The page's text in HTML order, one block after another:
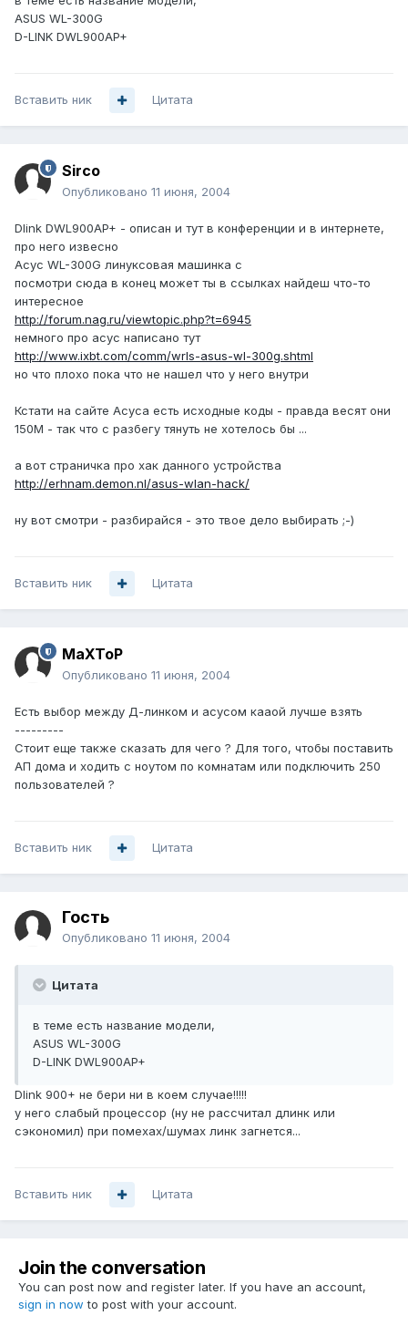
ASUS WL-300G
D-LINK DWL900AP+
Вставить ник Цитата
Sirco
Опубликовано 11 июня, 2004
Dlink DWL900AP+ - описан и тут в конференции и в интернете,
про него извесно
Асус WL-300G линуксовая машинка с
посмотри сюда в конец может ты в ссылках найдеш что-то
интересное
http://forum.nag.ru/viewtopic.php?t=6945
немного про асус написано тут
http://www.ixbt.com/comm/wrls-asus-wl-300g.shtml
но что плохо пока что не нашел что у него внутри
Кстати на сайте Асуса есть исходные коды - правда весят они
150М - так что с разбегу тянуть не хотелось бы ...
а вот страничка про хак данного устройства
http://erhnam.demon.nl/asus-wlan-hack/
ну вот смотри - разбирайся - это твое дело выбирать ;-)
Вставить ник Цитата
MaXToP
Опубликовано 11 июня, 2004
Есть выбор между Д-линком и асусом кааой лучше взять
---------
Стоит еще также сказать для чего ? Для того, чтобы поставить
АП дома и ходить с ноутом по комнатам или подключить 250
пользователей ?
Вставить ник Цитата
Гость
Опубликовано 11 июня, 2004
Цитата
в теме есть название модели,
ASUS WL-300G
D-LINK DWL900AP+
Dlink 900+ не бери ни в коем случае!!!!!
у него слабый процессор (ну не рассчитал длинк или
сэкономил) при помехах/шумах линк загнется...
Вставить ник Цитата
Join the conversation
You can post now and register later. If you have an account,
sign in now to post with your account.